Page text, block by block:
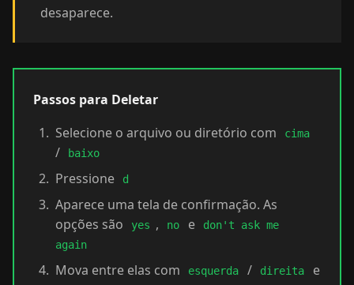
desaparece.
Passos para Deletar
Selecione o arquivo ou diretório com
cima
/ baixo
Pressione d
Aparece uma tela de confirmação. As
opções são
yes , no e
don't ask me
again
Mova entre elas com esquerda / direita
e